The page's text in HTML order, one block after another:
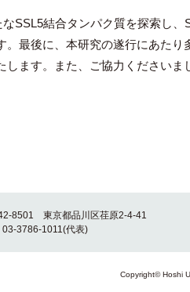
SSL5結合タンパク質を探索し、
最後に、本研究の遂行にあたり
ます。また、ご協力くださいま
8501 東京都品川区荏原2-4-41
03-3786-1011(代表)
Copyright© Hoshi